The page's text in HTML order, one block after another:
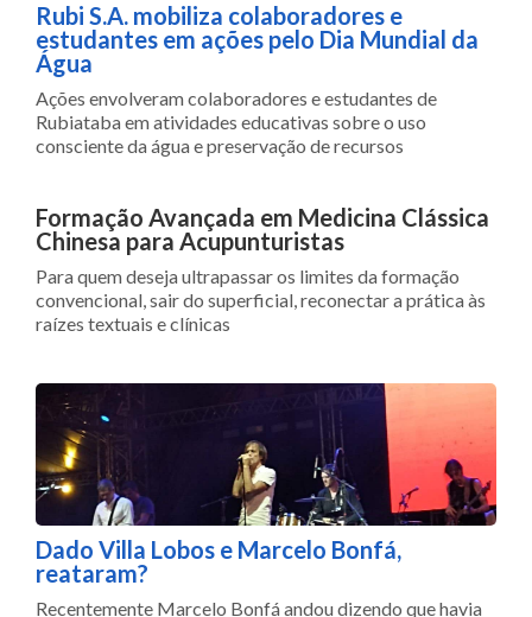
Rubi S.A. mobiliza colaboradores e
estudantes em ações pelo Dia Mundial da
Água
Ações envolveram colaboradores e estudantes de
Rubiataba em atividades educativas sobre o uso
consciente da água e preservação de recursos
Formação Avançada em Medicina Clássica
Chinesa para Acupunturistas
Para quem deseja ultrapassar os limites da formação
convencional, sair do superficial, reconectar a prática às
raízes textuais e clínicas
Dado Villa Lobos e Marcelo Bonfá,
reataram?
Recentemente Marcelo Bonfá andou dizendo que havia